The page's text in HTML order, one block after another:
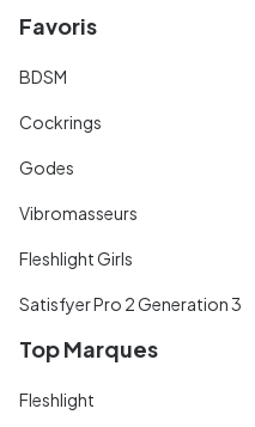
Favoris
BDSM
Cockrings
Godes
Vibromasseurs
Fleshlight Girls
Satisfyer Pro 2 Generation 3
Top Marques
Fleshlight